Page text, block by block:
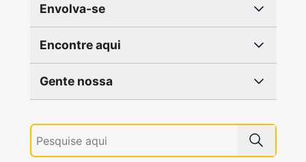
Envolva-se
Encontre aqui
Gente nossa